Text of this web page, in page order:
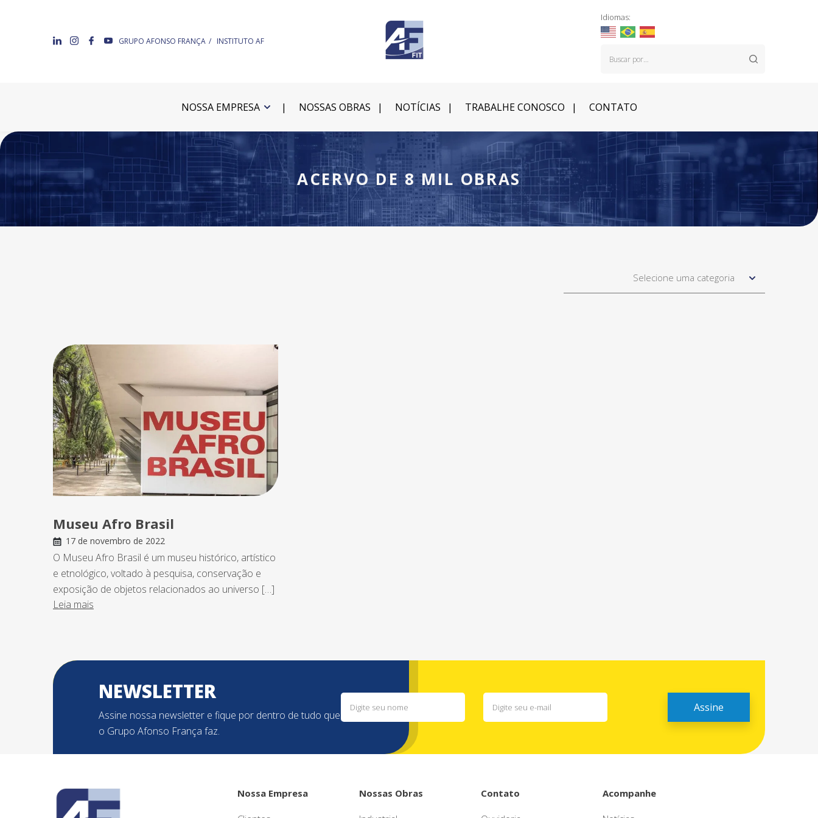
GRUPO AFONSO FRANÇA INSTITUTO AF
Idiomas:
NOSSA EMPRESA NOSSAS OBRAS NOTÍCIAS TRABALHE CONOSCO CONTATO
ACERVO DE 8 MIL OBRAS
Selecione uma categoria
Museu Afro Brasil
17 de novembro de 2022
O Museu Afro Brasil é um museu histórico, artístico
e etnológico, voltado à pesquisa, conservação e
exposição de objetos relacionados ao universo […]
Leia mais
NEWSLETTER
Assine nossa newsletter e fique por dentro de tudo que
o Grupo Afonso França faz.
Nossa Empresa Nossas Obras Contato Acompanhe